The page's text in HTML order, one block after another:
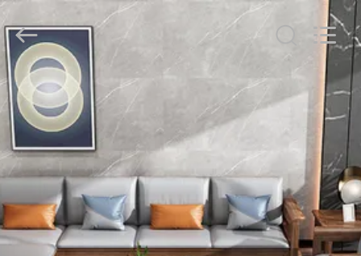
ホ
ー
ム
製
品
-
2026
Dongguan
OE
HOME
Furniture
Co.,
Ltd..
All
Rights
Reserved.